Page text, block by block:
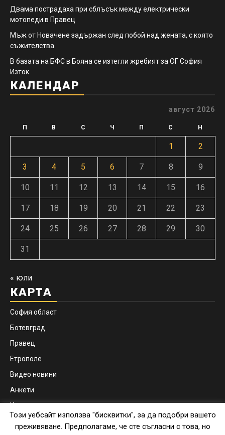
Двама пострадаха при сблъсък между електрически
мотопеди в Правец
Мъж от Новачене задържан след побой над жената, с която
съжителства
В базата на БФС в Бояна се изтегли жребият за ОГ София
Изток
КАЛЕНДАР
август 2026
П В С Ч П С Н
1 2
3 4 5 6 7 8 9
10 11 12 13 14 15 16
17 18 19 20 21 22 23
24 25 26 27 28 29 30
31
« юли
КАРТА
София област
Ботевград
Правец
Етрополе
Видео новини
Анкети
Контакти
Този уебсайт използва "бисквитки", за да подобри вашето
преживяване. Предполагаме, че сте съгласни с това, но